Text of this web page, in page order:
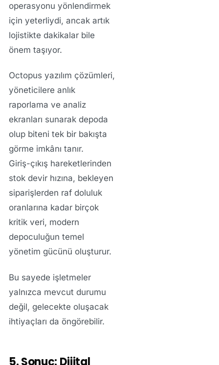
operasyonu yönlendirmek
için yeterliydi, ancak artık
lojistikte dakikalar bile
önem taşıyor.
Octopus yazılım çözümleri,
yöneticilere anlık
raporlama ve analiz
ekranları sunarak depoda
olup biteni tek bir bakışta
görme imkânı tanır.
Giriş-çıkış hareketlerinden
stok devir hızına, bekleyen
siparişlerden raf doluluk
oranlarına kadar birçok
kritik veri, modern
depoculuğun temel
yönetim gücünü oluşturur.
Bu sayede işletmeler
yalnızca mevcut durumu
değil, gelecekte oluşacak
ihtiyaçları da öngörebilir.
5. Sonuç: Dijital